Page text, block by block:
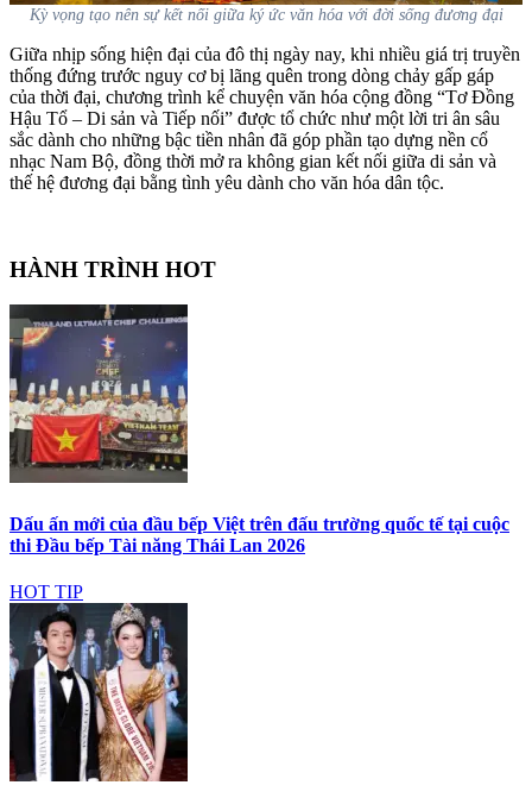
Kỳ vọng tạo nên sự kết nối giữa ký ức văn hóa với đời sống đương đại
Giữa nhịp sống hiện đại của đô thị ngày nay, khi nhiều giá trị truyền
thống đứng trước nguy cơ bị lãng quên trong dòng chảy gấp gáp
của thời đại, chương trình kể chuyện văn hóa cộng đồng “Tơ Đồng
Hậu Tổ – Di sản và Tiếp nối” được tổ chức như một lời tri ân sâu
sắc dành cho những bậc tiền nhân đã góp phần tạo dựng nền cổ
nhạc Nam Bộ, đồng thời mở ra không gian kết nối giữa di sản và
thế hệ đương đại bằng tình yêu dành cho văn hóa dân tộc.
HÀNH TRÌNH HOT
Dấu ấn mới của đầu bếp Việt trên đấu trường quốc tế tại cuộc
thi Đầu bếp Tài năng Thái Lan 2026
HOT TIP